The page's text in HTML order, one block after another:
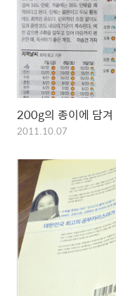
200g의 종이에 담겨
2011.10.07